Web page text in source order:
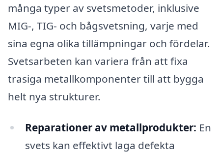
många typer av svetsmetoder, inklusive
MIG-, TIG- och bågsvetsning, varje med
sina egna olika tillämpningar och fördelar.
Svetsarbeten kan variera från att fixa
trasiga metallkomponenter till att bygga
helt nya strukturer.
Reparationer av metallprodukter: En
svets kan effektivt laga defekta